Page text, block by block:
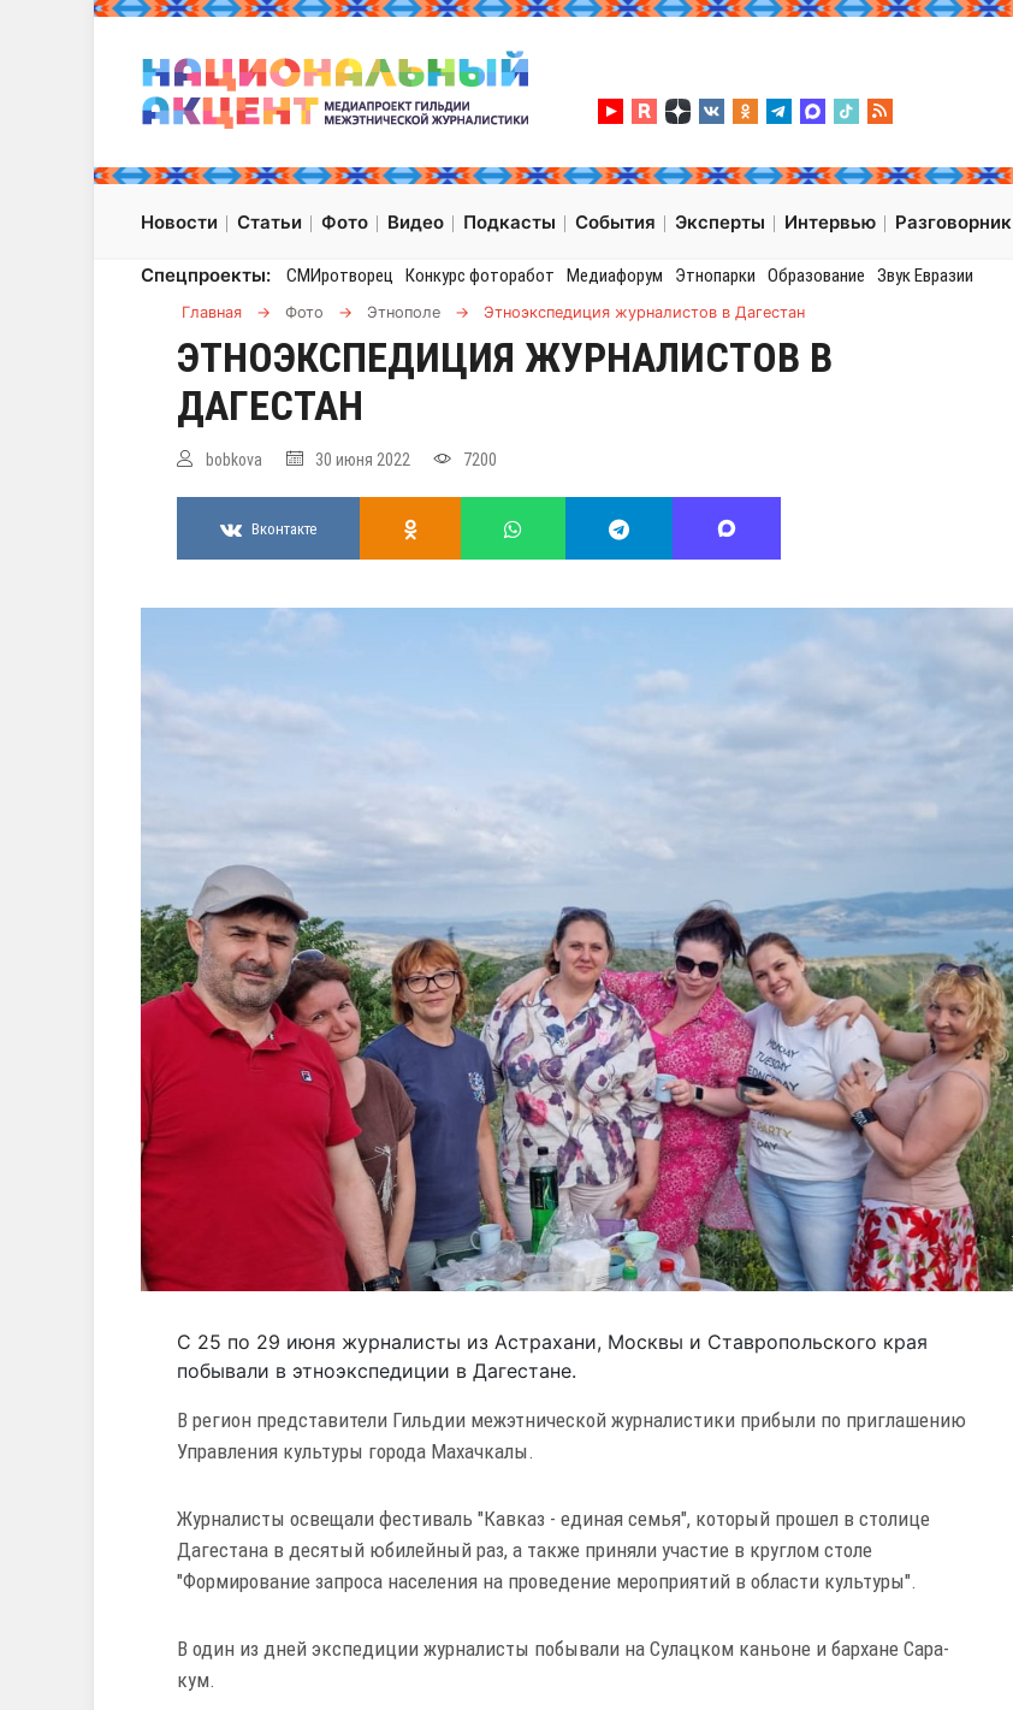
Новости Статьи Фото Видео Подкасты События Эксперты Интервью Разговорник
Спецпроекты: СМИротворец Конкурс фоторабот Медиафорум Этнопарки Образование Звук Евразии
Главная → Фото → Этнополе → Этноэкспедиция журналистов в Дагестан
ЭТНОЭКСПЕДИЦИЯ ЖУРНАЛИСТОВ В
ДАГЕСТАН
bobkova 30 июня 2022 7200
Вконтакте
С 25 по 29 июня журналисты из Астрахани, Москвы и Ставропольского края
побывали в этноэкспедиции в Дагестане.
В регион представители Гильдии межэтнической журналистики прибыли по приглашению
Управления культуры города Махачкалы.
Журналисты освещали фестиваль "Кавказ - единая семья", который прошел в столице
Дагестана в десятый юбилейный раз, а также приняли участие в круглом столе
"Формирование запроса населения на проведение мероприятий в области культуры".
В один из дней экспедиции журналисты побывали на Сулацком каньоне и бархане Сара-
кум.